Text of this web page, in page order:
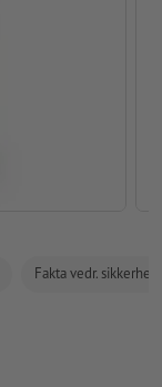
Fakta vedr.